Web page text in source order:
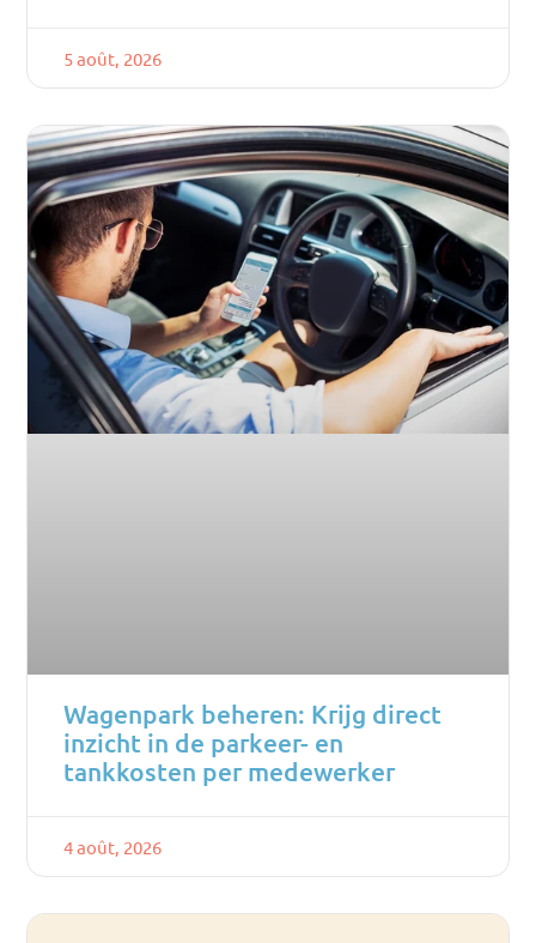
5 août, 2026
Wagenpark beheren: Krijg direct
inzicht in de parkeer- en
tankkosten per medewerker
4 août, 2026